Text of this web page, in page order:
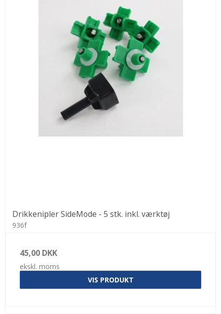
Drikkenipler SideMode - 5 stk. inkl. værktøj
936f
45,00 DKK
ekskl. moms
VIS PRODUKT